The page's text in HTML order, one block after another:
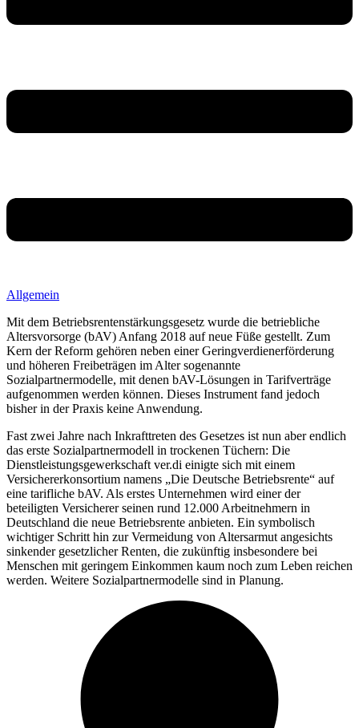
Allgemein
Mit dem Betriebsrentenstärkungsgesetz wurde die betriebliche
Altersvorsorge (bAV) Anfang 2018 auf neue Füße gestellt. Zum
Kern der Reform gehören neben einer Geringverdienerförderung
und höheren Freibeträgen im Alter sogenannte
Sozialpartnermodelle, mit denen bAV-Lösungen in Tarifverträge
aufgenommen werden können. Dieses Instrument fand jedoch
bisher in der Praxis keine Anwendung.
Fast zwei Jahre nach Inkrafttreten des Gesetzes ist nun aber endlich
das erste Sozialpartnermodell in trockenen Tüchern: Die
Dienstleistungsgewerkschaft ver.di einigte sich mit einem
Versichererkonsortium namens „Die Deutsche Betriebsrente“ auf
eine tarifliche bAV. Als erstes Unternehmen wird einer der
beteiligten Versicherer seinen rund 12.000 Arbeitnehmern in
Deutschland die neue Betriebsrente anbieten. Ein symbolisch
wichtiger Schritt hin zur Vermeidung von Altersarmut angesichts
sinkender gesetzlicher Renten, die zukünftig insbesondere bei
Menschen mit geringem Einkommen kaum noch zum Leben reichen
werden. Weitere Sozialpartnermodelle sind in Planung.